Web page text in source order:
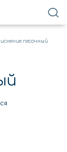
песочный